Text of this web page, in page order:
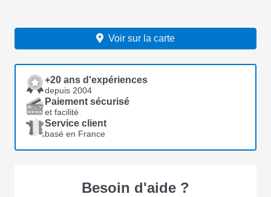
Voir sur la carte
+20 ans d'expériences
depuis 2004
Paiement sécurisé
et facilité
Service client
basé en France
Besoin d'aide ?